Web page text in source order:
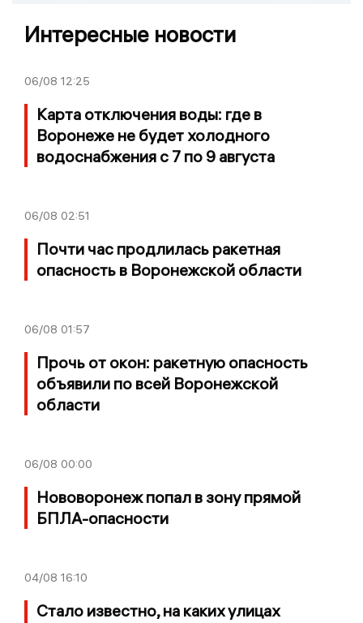
Интересные новости
06/08 12:25
Карта отключения воды: где в
Воронеже не будет холодного
водоснабжения с 7 по 9 августа
06/08 02:51
Почти час продлилась ракетная
опасность в Воронежской области
06/08 01:57
Прочь от окон: ракетную опасность
объявили по всей Воронежской
области
06/08 00:00
Нововоронеж попал в зону прямой
БПЛА-опасности
04/08 16:10
Стало известно, на каких улицах